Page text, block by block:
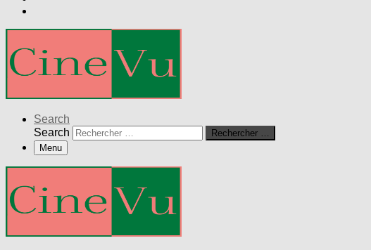
Search
Search
Rechercher …
Menu